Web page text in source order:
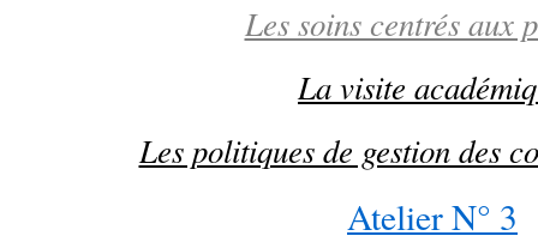
Les soins centrés aux
La visite
Les politiques de gestion des
Atelier N° 3